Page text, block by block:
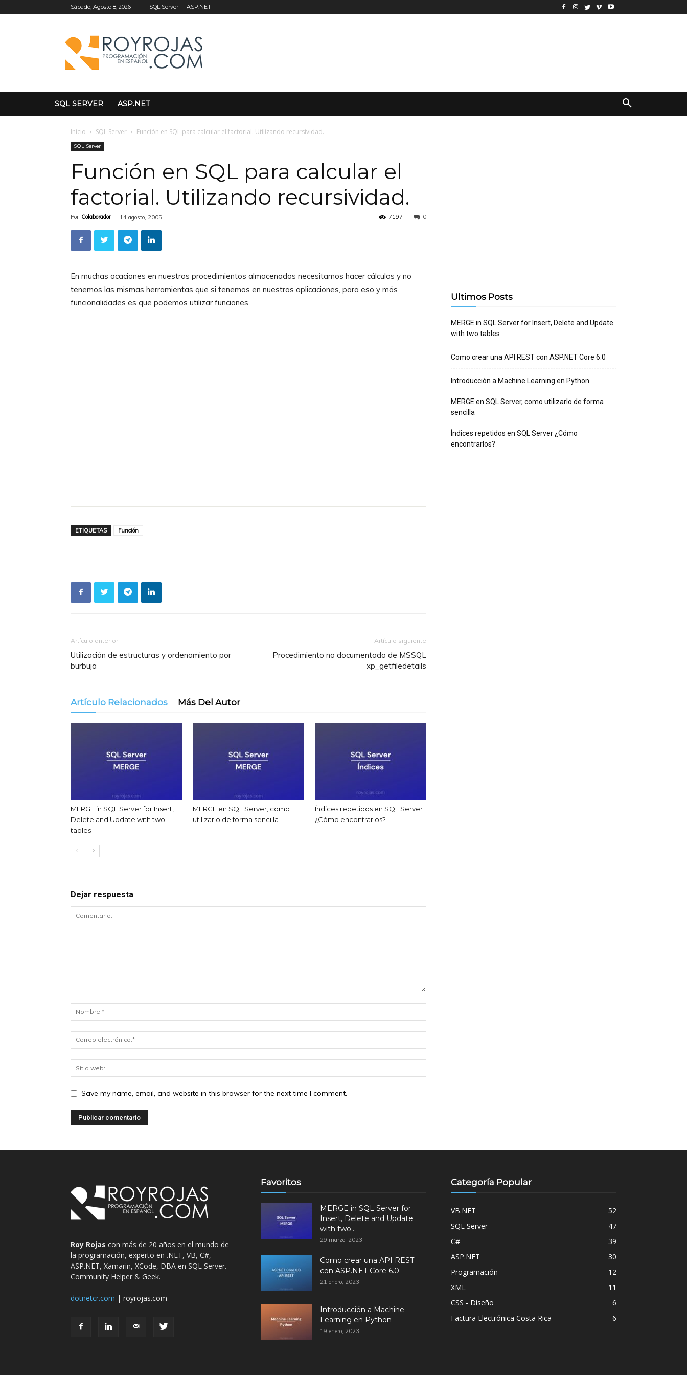
Sábado, Agosto 8, 2026 SQL Server ASP.NET
SQL SERVER ASP.NET
Inicio SQL Server Función en SQL para calcular el factorial. Utilizando recursividad.
SQL Server
Función en SQL para calcular el
factorial. Utilizando recursividad.
Por Colaborador - 14 agosto, 2005 0
7197
En muchas ocaciones en nuestros procedimientos almacenados necesitamos hacer cálculos y no
tenemos las mismas herramientas que si tenemos en nuestras aplicaciones, para eso y más
funcionalidades es que podemos utilizar funciones.
ALTER FUNCTION
FACTORIAL
RETURNS numeric
  Declare @Fact
IF @numero = 0 OR
@numero =
ELSE
    SELECT @Fact =
ETIQUETAS Función
Artículo anterior
Utilización de estructuras y ordenamiento por
burbuja
Artículo siguiente
Procedimiento no documentado de MSSQL
xp_getfiledetails
Artículo Relacionados Más Del Autor
MERGE in SQL Server for Insert,
Delete and Update with two
tables
MERGE en SQL Server, como
utilizarlo de forma sencilla
Índices repetidos en SQL Server
¿Cómo encontrarlos?
Dejar respuesta
Save my name, email, and website in this browser for the next time I comment.
Últimos Posts
MERGE in SQL Server for Insert, Delete and Update
with two tables
Como crear una API REST con ASP.NET Core 6.0
Introducción a Machine Learning en Python
MERGE en SQL Server, como utilizarlo de forma
sencilla
Índices repetidos en SQL Server ¿Cómo
encontrarlos?
Roy Rojas con más de 20 años en el mundo de
la programación, experto en .NET, VB, C#,
ASP.NET, Xamarin, XCode, DBA en SQL Server.
Community Helper & Geek.
dotnetcr.com | royrojas.com
Favoritos
MERGE in SQL Server for
Insert, Delete and Update
with two...
29 marzo, 2023
Como crear una API REST
con ASP.NET Core 6.0
21 enero, 2023
Introducción a Machine
Learning en Python
19 enero, 2023
Categoría Popular
VB.NET
52
SQL Server
47
C#
39
ASP.NET
30
Programación
12
XML
11
CSS - Diseño
6
Factura Electrónica Costa Rica
6